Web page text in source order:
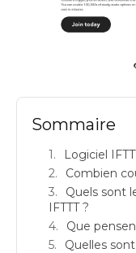
ifttt
Sommaire
Logiciel
Combien
Quels sont
IFTTT ?
Que
Quelles